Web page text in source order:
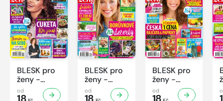
BLESK pro
ženy -
32/2026
od
18
BLESK pro
ženy -
31/2026
od
18
BLESK pro
ženy -
30/2026
od
18